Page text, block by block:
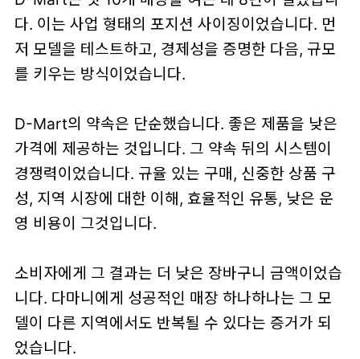
다. 이는 사업 형태의 포지션 사이징이었습니다. 먼
저 모델을 테스트하고, 경제성을 증명한 다음, 규모
를 키우는 방식이었습니다.
D-Mart의 약속은 단순했습니다. 좋은 제품을 낮은
가격에 제공하는 것입니다. 그 약속 뒤의 시스템이
경쟁력이었습니다. 규율 있는 구매, 신중한 상품 구
성, 지역 시장에 대한 이해, 효율적인 유통, 낮은 운
영 비용이 그것입니다.
소비자에게 그 결과는 더 낮은 장바구니 금액이었습
니다. 다마니에게 성공적인 매장 하나하나는 그 모
델이 다른 지역에서도 반복될 수 있다는 증거가 되
었습니다.